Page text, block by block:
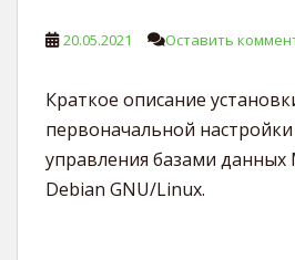
20.05.2021 Оставить
Краткое описание
первоначальной
управления базами
Debian GNU/Linux.